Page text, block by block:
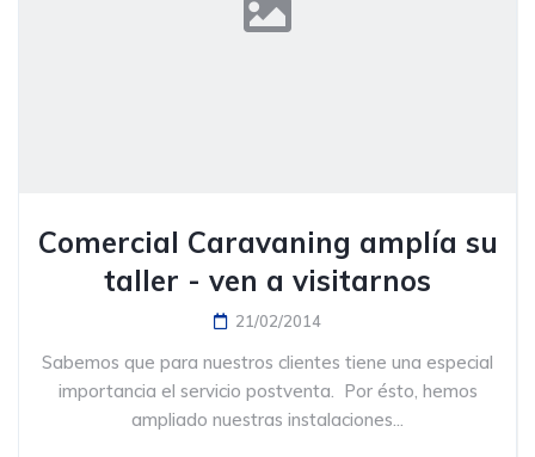
Comercial Caravaning amplía su
taller - ven a visitarnos
21/02/2014
Sabemos que para nuestros clientes tiene una especial
importancia el servicio postventa. Por ésto, hemos
ampliado nuestras instalaciones...